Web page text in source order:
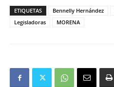
ETIQUETAS Bennelly Hernández
Legisladoras
MORENA